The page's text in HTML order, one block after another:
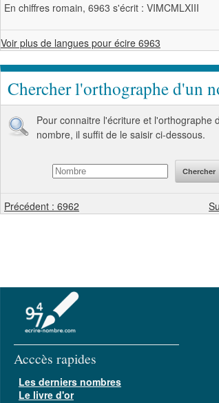
En chiffres romain, 6963 s'écrit : VIMCMLXIII
Voir plus de langues pour écire 6963
Chercher l'orthographe d'un
Pour connaitre l'écriture et l'orthographe
nombre, il suffit de le saisir ci-dessous.
Précédent : 6962
Acccès rapides
Les derniers nombres
Le livre d'or